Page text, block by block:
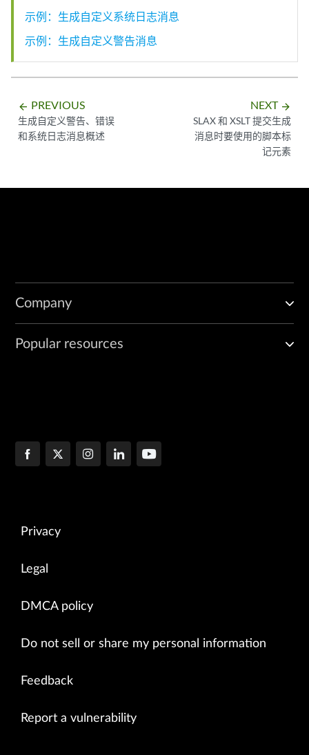
示例：生成自定义系统日志消息
示例：生成自定义警告消息
arrow_backward PREVIOUS
生成自定义警告、错误
和系统日志消息概述
NEXT arrow_forward
SLAX 和 XSLT 提交生成
消息时要使用的脚本标
记元素
Company
Popular resources
Privacy
Legal
DMCA policy
Do not sell or share my personal information
Feedback
Report a vulnerability